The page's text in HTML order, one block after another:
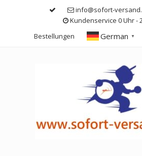
info@sofort-
Kundenservice 0 Uhr -
Bestellungen
German ▼